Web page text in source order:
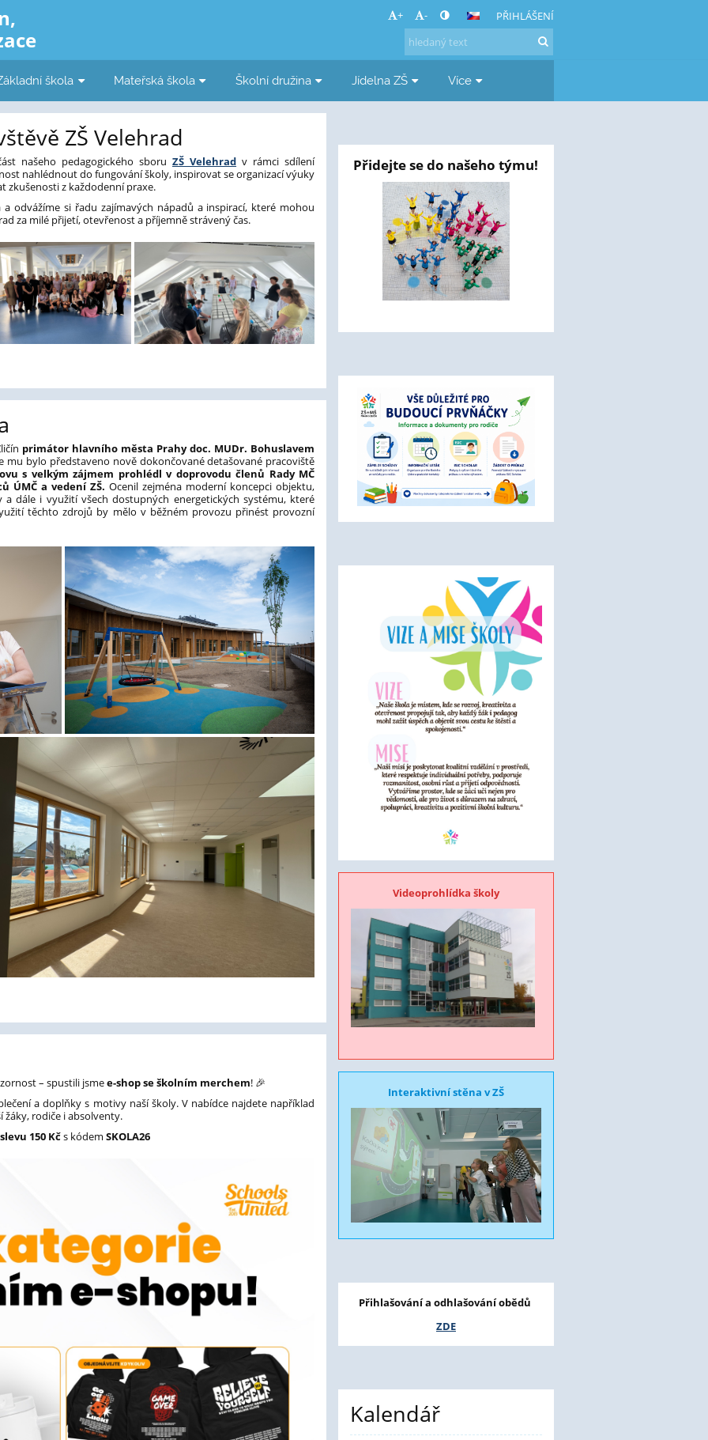
+ - PŘIHLÁŠENÍ
škola Mateřská škola Školní družina Jídelna ZŠ Více
ZŠ Velehrad
našeho pedagogického sboru ZŠ Velehrad v rámci sdílení
nahlédnout do fungování školy, inspirovat se organizací výuky
zkušenosti z každodenní praxe.
odvážíme si řadu zajímavých nápadů a inspirací, které mohou
za milé přijetí, otevřenost a příjemně strávený čas.
primátor hlavního města Prahy doc. MUDr. Bohuslavem
mu bylo představeno nově dokončované detašované pracoviště
s velkým zájmem prohlédl v doprovodu členů Rady MČ
ÚMČ a vedení ZŠ. Ocenil zejména moderní koncepci objektu,
dále i využití všech dostupných energetických systému, které
těchto zdrojů by mělo v běžném provozu přinést provozní
– spustili jsmee-shop se školním merchem! 🎉
a doplňky s motivy naší školy. V nabídce najdete například
žáky, rodiče i absolventy.
slevu 150 Kčs kódem SKOLA26
Přidejte se do našeho týmu!
Videoprohlídka školy
Interaktivní stěna v ZŠ
Přihlašování a odhlašování obědů
ZDE
Kalendář